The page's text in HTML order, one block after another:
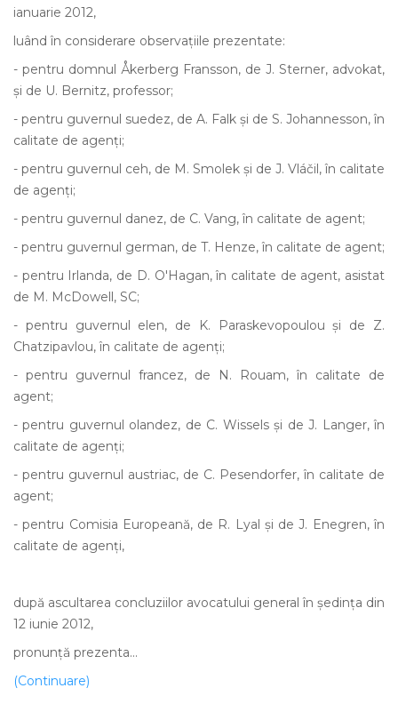
ianuarie 2012,
luând în considerare observațiile prezentate:
- pentru domnul Åkerberg Fransson, de J. Sterner, advokat,
și de U. Bernitz, professor;
- pentru guvernul suedez, de A. Falk și de S. Johannesson, în
calitate de agenți;
- pentru guvernul ceh, de M. Smolek și de J. Vláčil, în calitate
de agenți;
- pentru guvernul danez, de C. Vang, în calitate de agent;
- pentru guvernul german, de T. Henze, în calitate de agent;
- pentru Irlanda, de D. O'Hagan, în calitate de agent, asistat
de M. McDowell, SC;
- pentru guvernul elen, de K. Paraskevopoulou și de Z.
Chatzipavlou, în calitate de agenți;
- pentru guvernul francez, de N. Rouam, în calitate de
agent;
- pentru guvernul olandez, de C. Wissels și de J. Langer, în
calitate de agenți;
- pentru guvernul austriac, de C. Pesendorfer, în calitate de
agent;
- pentru Comisia Europeană, de R. Lyal și de J. Enegren, în
calitate de agenți,
după ascultarea concluziilor avocatului general în ședința din
12 iunie 2012,
pronunță prezenta...
(Continuare)